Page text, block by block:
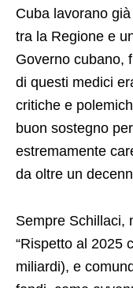
Cuba lavorano
tra la Regione e
Governo cubano,
di questi medici
critiche e
buon sostegno
estremamente
da oltre un
Sempre Schillaci,
“Rispetto al 2025
miliardi), e